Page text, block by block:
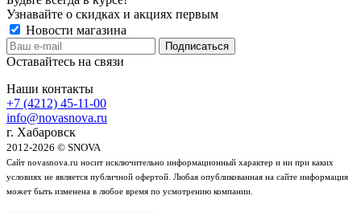
Узнавайте о скидках и акциях первым
Новости магазина
Оставайтесь на связи
Наши контакты
+7 (4212) 45-11-00
info@novasnova.ru
г. Хабаровск
2012-2026 © SNOVA
Сайт novasnova.ru носит исключительно информационный характер и ни при каких
условиях не является публичной офертой. Любая опубликованная на сайте информация
может быть изменена в любое время по усмотрению компании.